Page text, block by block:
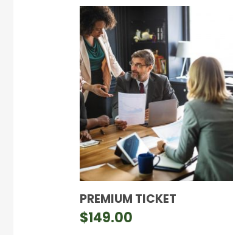
PREMIUM TICKET
$149.00